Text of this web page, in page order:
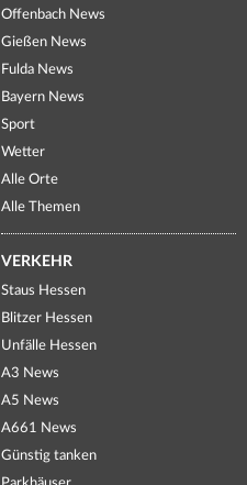
Offenbach News
Gießen News
Fulda News
Bayern News
Sport
Wetter
Alle Orte
Alle Themen
VERKEHR
Staus Hessen
Blitzer Hessen
Unfälle Hessen
A3 News
A5 News
A661 News
Günstig tanken